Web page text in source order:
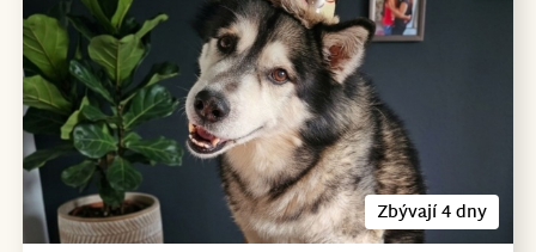
Zbývají 4 dny